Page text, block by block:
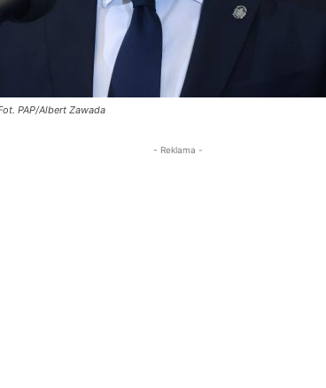
PAP/Albert Zawada
- Reklama -